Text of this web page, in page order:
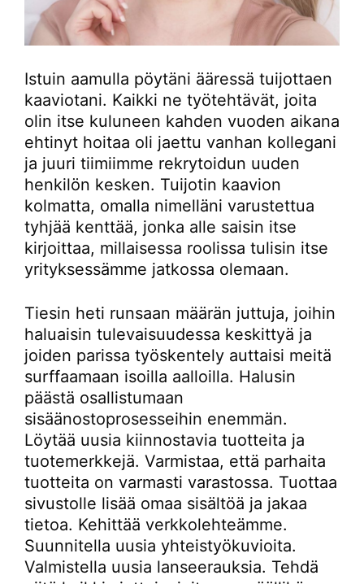
Istuin aamulla pöytäni ääressä tuijottaen
kaaviotani. Kaikki ne työtehtävät, joita
olin itse kuluneen kahden vuoden aikana
ehtinyt hoitaa oli jaettu vanhan kollegani
ja juuri tiimiimme rekrytoidun uuden
henkilön kesken. Tuijotin kaavion
kolmatta, omalla nimelläni varustettua
tyhjää kenttää, jonka alle saisin itse
kirjoittaa, millaisessa roolissa tulisin itse
yrityksessämme jatkossa olemaan.
Tiesin heti runsaan määrän juttuja, joihin
haluaisin tulevaisuudessa keskittyä ja
joiden parissa työskentely auttaisi meitä
surffaamaan isoilla aalloilla. Halusin
päästä osallistumaan
sisäänostoprosesseihin enemmän.
Löytää uusia kiinnostavia tuotteita ja
tuotemerkkejä. Varmistaa, että parhaita
tuotteita on varmasti varastossa. Tuottaa
sivustolle lisää omaa sisältöä ja jakaa
tietoa. Kehittää verkkolehteämme.
Suunnitella uusia yhteistyökuvioita.
Valmistella uusia lanseerauksia. Tehdä